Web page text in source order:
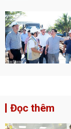
Đọc thêm